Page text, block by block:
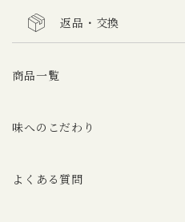
返品・交換
商品一覧
味へのこだわり
よくある質問